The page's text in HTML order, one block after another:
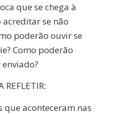
que se chega à
acreditar se não
poderão ouvir se
Como poderão
REFLETIR:
que aconteceram nas